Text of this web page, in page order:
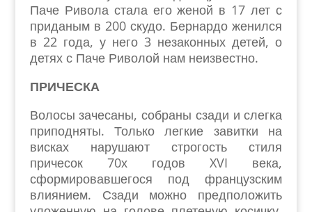
Паче Ривола стала его женой в 17 лет с
приданым в 200 скудо. Бернардо женился
в 22 года, у него 3 незаконных детей, о
детях с Паче Риволой нам неизвестно.
ПРИЧЕСКА
Волосы зачесаны, собраны сзади и слегка
приподняты. Только легкие завитки на
висках нарушают строгость стиля
причесок 70х годов XVI века,
сформировавшегося под французским
влиянием. Сзади можно предположить